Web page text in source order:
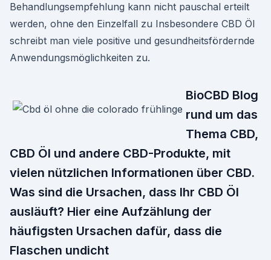
Behandlungsempfehlung kann nicht pauschal erteilt
werden, ohne den Einzelfall zu Insbesondere CBD Öl
schreibt man viele positive und gesundheitsfördernde
Anwendungsmöglichkeiten zu.
BioCBD Blog
rund um das
Thema CBD,
CBD Öl und andere CBD-Produkte, mit
vielen nützlichen Informationen über CBD.
Was sind die Ursachen, dass Ihr CBD Öl
ausläuft? Hier eine Aufzählung der
häufigsten Ursachen dafür, dass die
Flaschen undicht